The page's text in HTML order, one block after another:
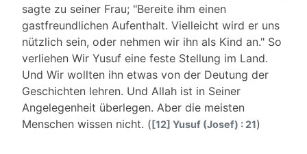
sagte zu seiner Frau; "Bereite ihm einen
gastfreundlichen Aufenthalt. Vielleicht wird er uns
nützlich sein, oder nehmen wir ihn als Kind an." So
verliehen Wir Yusuf eine feste Stellung im Land.
Und Wir wollten ihn etwas von der Deutung der
Geschichten lehren. Und Allah ist in Seiner
Angelegenheit überlegen. Aber die meisten
Menschen wissen nicht. ([12] Yusuf (Josef) : 21)